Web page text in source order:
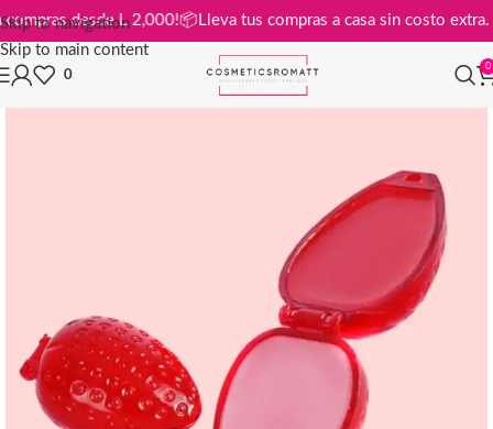
Skip to navigation
Skip to main content
en compras desde L 2,000!📦Lleva tus compras a casa sin costo
0
0